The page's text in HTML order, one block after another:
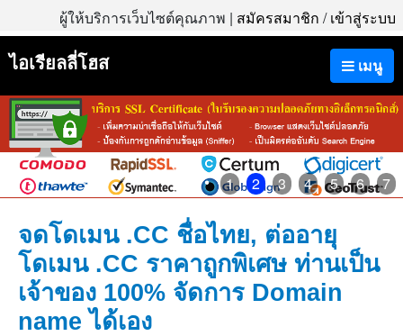
ผู้ให้บริการเว็บไซต์คุณภาพ | สมัครสมาชิก /เข้าสู่ระบบ
เมนู
ไอเรียลลี่โฮส
1 2 3 4 5 6 7
จดโดเมน .CC ชื่อไทย, ต่ออายุ
โดเมน .CC ราคาถูกพิเศษ ท่านเป็น
เจ้าของ 100% จัดการ Domain
name ได้เอง